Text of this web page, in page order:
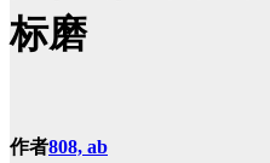
标磨
作者808, ab